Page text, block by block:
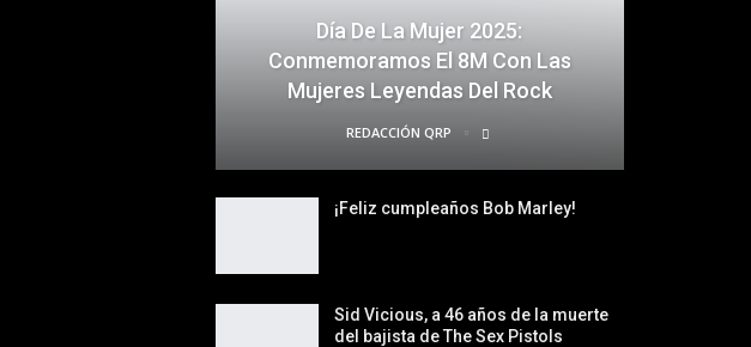
Día De La Mujer 2025:
Conmemoramos El 8M Con Las
Mujeres Leyendas Del Rock
REDACCIÓN QRP
¡Feliz cumpleaños Bob Marley!
Sid Vicious, a 46 años de la muerte
del bajista de The Sex Pistols